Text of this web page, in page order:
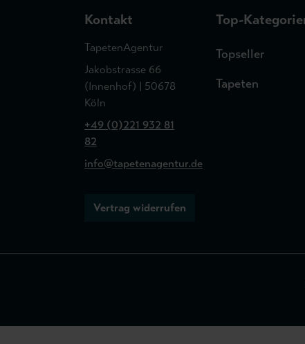
Kontakt
TapetenAgentur
Jakobstrasse 66
(Innenhof) | 50678
Köln
+49 (0)221 932 81
82
info@tapetenagentur.de
Vertrag widerrufen
Top-
Topseller
Tapeten